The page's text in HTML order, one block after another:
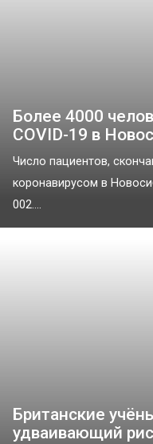
Более 4000
COVID-19 в
Число пациентов,
коронавирусом в
002....
Британские
удваивающий